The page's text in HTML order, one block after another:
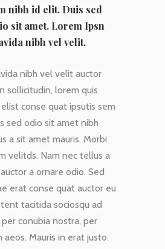
nibh id elit. Duis sed
sit amet. Lorem Ipsn
nibh vel velit.
nibh vel velit auctor
sollicitudin, lorem quis
conse quat ipsutis sem
sed odio sit amet nibh
a sit amet mauris. Morbi
velitds. Nam nec tellus a
a ornare odio. Sed
erat conse quat auctor eu
tacitida sociosqu ad
conubia nostra, per
Mauris in erat justo.